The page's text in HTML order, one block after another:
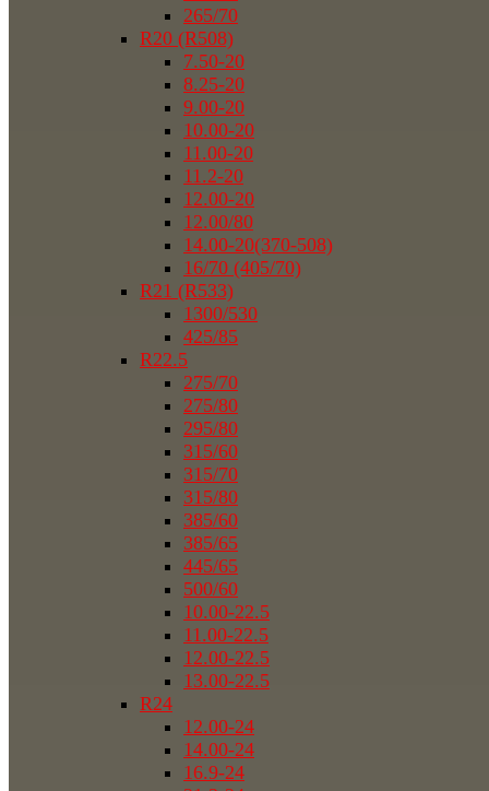
265/70
R20 (R508)
7.50-20
8.25-20
9.00-20
10.00-20
11.00-20
11.2-20
12.00-20
12.00/80
14.00-20(370-508)
16/70 (405/70)
R21 (R533)
1300/530
425/85
R22.5
275/70
275/80
295/80
315/60
315/70
315/80
385/60
385/65
445/65
500/60
10.00-22.5
11.00-22.5
12.00-22.5
13.00-22.5
R24
12.00-24
14.00-24
16.9-24